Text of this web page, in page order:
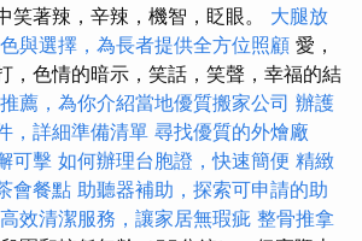
笑著辣，辛辣，機智，眨眼。 大腿放
與選擇，為長者提供全方位照顧 愛，
，色情的暗示，笑話，笑聲，幸福的結
薦，為你介紹當地優質搬家公司 辦護
，詳細準備清單 尋找優質的外燴廠
可擊 如何辦理台胞證，快速簡便 精緻
會餐點 助聽器補助，探索可申請的助
效清潔服務，讓家居無瑕疵 整骨推拿